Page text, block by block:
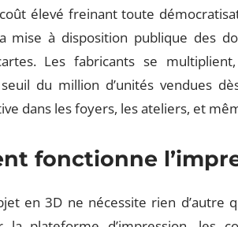
élevé freinant toute
mise à disposition publique des
Les fabricants se
du million d’unités vendues
dans les foyers, les ateliers, et
fonctionne
en 3D ne nécessite rien